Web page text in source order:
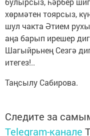
хөрмәтен тоярсыз,
шул чакта Әтием
аңа барып ирешер
Шагыйрьнең Сезгә
итегез!..
Таңсылу Сабирова.
Следите за
Telegram-канале